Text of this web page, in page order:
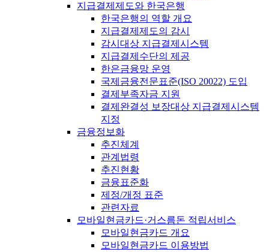
지급결제제도와 한국은행
한국은행의 역할 개요
지급결제제도의 감시
감시대상 지급결제시스템
지급결제수단의 제공
한은금융망 운영
국제금융전문표준(ISO 20022) 도입
결제부족자금 지원
결제완결성 보장대상 지급결제시스템
지정
금융정보화
추진체계
관계법령
추진현황
금융표준화
제정/개정 표준
관련자료
모바일현금카드·거스름돈 적립서비스
모바일현금카드 개요
모바일현금카드 이용방법